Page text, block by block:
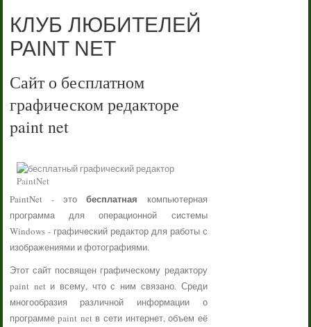
КЛУБ ЛЮБИТЕЛЕЙ
PAINT NET
Сайт о бесплатном
графическом редакторе
paint net
PaintNet - этобесплатная компьютерная
программа для операционной системы
Windows - графический редактор для работы с
изображениями и фотографиями.
Этот сайт посвящен графическому редактору
paint net и всему, что с ним связано. Среди
многообразия различной информации о
программе paint net в сети интернет, объем её